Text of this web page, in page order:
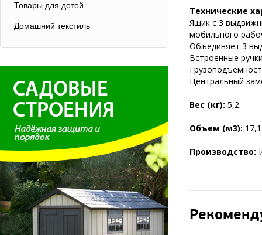
Товары для детей
Домашний текстиль
Технические
Ящик с 3
мобильного
Объединяет 3
Встроенные
Центральный
Вес (кг): 5,2.
Объем (м3):
Производство: